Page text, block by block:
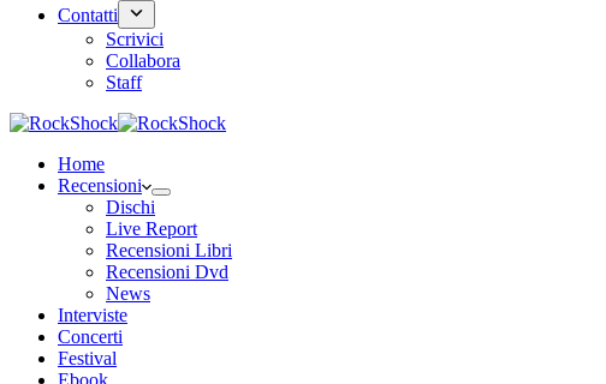
Contatti
Scrivici
Collabora
Staff
Home
Recensioni
Dischi
Live Report
Recensioni Libri
Recensioni Dvd
News
Interviste
Concerti
Festival
Ebook